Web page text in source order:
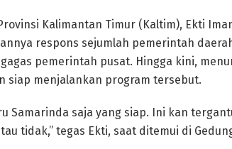
Kalimantan Timur (Kaltim), Ekti
respons sejumlah pemerintah
pemerintah pusat. Hingga kini,
siap menjalankan program tersebut.
Samarinda saja yang siap. Ini kan
tidak,” tegas Ekti, saat ditemui di